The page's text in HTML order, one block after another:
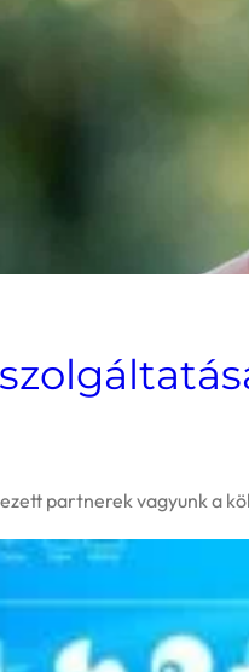
partnerek vagyunk a